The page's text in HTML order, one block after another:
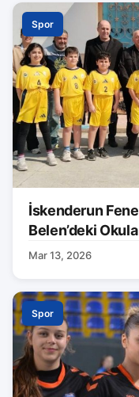
Spor
İskenderun
Belen’deki
Mar 13, 2026
Spor